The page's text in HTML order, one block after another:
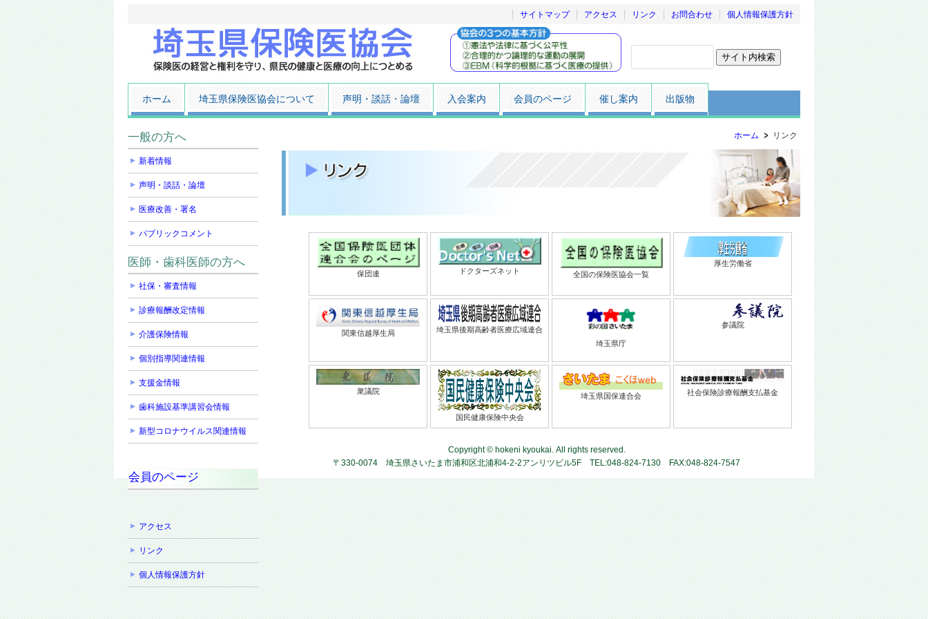
サイトマップ アクセス リンク お問合わせ 個人情報保護方針
ホーム 埼玉県保険医協会について 声明・談話・論壇 入会案内 会員のページ 催し案内 出版物
ホーム リンク
保団連 ドクターズネット 全国の保険医協会一覧
厚生労働省
関東信越厚生局
埼玉県後期高齢者医療広域連合
埼玉県庁
参議院
衆議院
国民健康保険中央会
埼玉県国保連合会 社会保険診療報酬支払基金
一般の方へ
新着情報
声明・談話・論壇
医療改善・署名
パブリックコメント
医師・歯科医師の方へ
社保・審査情報
診療報酬改定情報
介護保険情報
個別指導関連情報
支援金情報
歯科施設基準講習会情報
新型コロナウイルス関連情報
会員のページ
アクセス
リンク
個人情報保護方針
Copyright © hokeni kyoukai. All rights reserved.
〒330-0074 埼玉県さいたま市浦和区北浦和4-2-2アンリツビル5F TEL:048-824-7130 FAX:048-824-7547